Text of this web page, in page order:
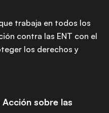
trabaja en todos los
contra las ENT con el
los derechos y
Acción sobre las